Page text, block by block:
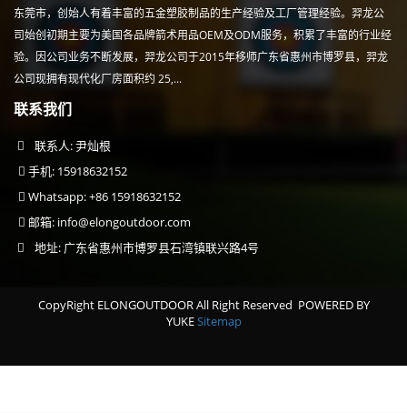
东莞市，创始人有着丰富的五金塑胶制品的生产经验及工厂管理经验。羿龙公
司始创初期主要为美国各品牌箭术用品OEM及ODM服务，积累了丰富的行业经
验。因公司业务不断发展，羿龙公司于2015年移师广东省惠州市博罗县，羿龙
公司现拥有现代化厂房面积约 25,...
联系我们
联系人: 尹灿根
手机: 15918632152
Whatsapp: +86 15918632152
邮箱: info@elongoutdoor.com
地址: 广东省惠州市博罗县石湾镇联兴路4号
CopyRight ELONGOUTDOOR All Right Reserved POWERED BY
YUKESitemap